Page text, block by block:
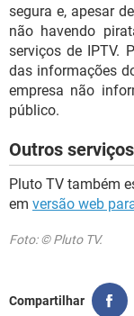
segura e, apesar
não havendo
serviços de IPTV.
das informações
empresa não
público.
Outros serviços
Pluto TV também
em versão web
Foto: © Pluto TV.
Compartilhar